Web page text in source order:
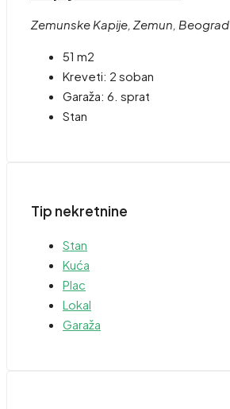
Zemunske Kapije, Zemun, Beograd
51 m2
Kreveti: 2 soban
Garaža: 6. sprat
Stan
Tip nekretnine
Stan
Kuća
Plac
Lokal
Garaža